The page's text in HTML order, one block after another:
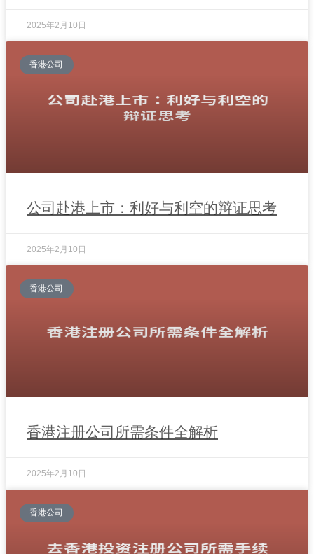
2025年2月10日
香港公司
公司赴港上市：利好与利空的辩证思考
2025年2月10日
香港公司
香港注册公司所需条件全解析
2025年2月10日
香港公司